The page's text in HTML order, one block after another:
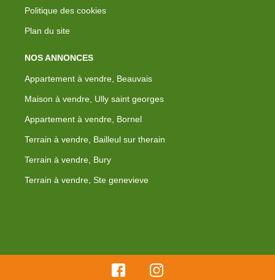
Politique des cookies
Plan du site
NOS ANNONCES
Appartement à vendre, Beauvais
Maison à vendre, Ully saint georges
Appartement à vendre, Bornel
Terrain à vendre, Bailleul sur therain
Terrain à vendre, Bury
Terrain à vendre, Ste genevieve